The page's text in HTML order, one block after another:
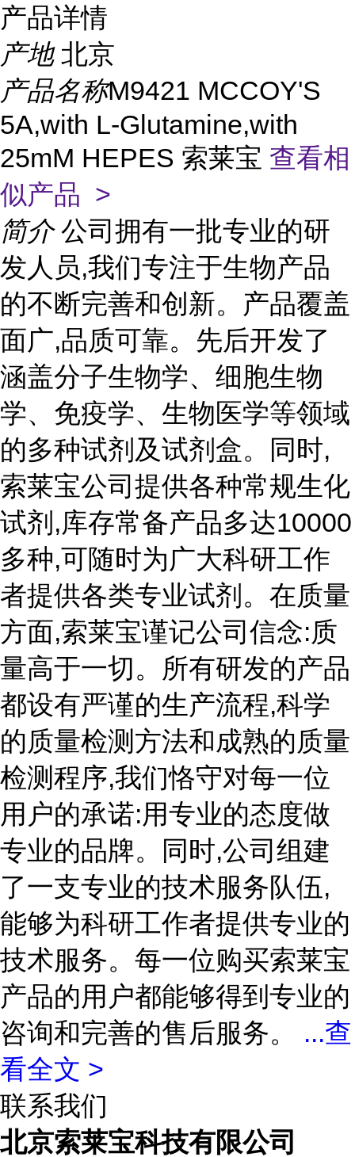
产品详情
产地 北京
产品名称M9421 MCCOY'S
5A,with L-Glutamine,with
25mM HEPES 索莱宝 查看相
似产品 >
简介 公司拥有一批专业的研
发人员,我们专注于生物产品
的不断完善和创新。产品覆盖
面广,品质可靠。先后开发了
涵盖分子生物学、细胞生物
学、免疫学、生物医学等领域
的多种试剂及试剂盒。同时,
索莱宝公司提供各种常规生化
试剂,库存常备产品多达10000
多种,可随时为广大科研工作
者提供各类专业试剂。在质量
方面,索莱宝谨记公司信念:质
量高于一切。所有研发的产品
都设有严谨的生产流程,科学
的质量检测方法和成熟的质量
检测程序,我们恪守对每一位
用户的承诺:用专业的态度做
专业的品牌。同时,公司组建
了一支专业的技术服务队伍,
能够为科研工作者提供专业的
技术服务。每一位购买索莱宝
产品的用户都能够得到专业的
咨询和完善的售后服务。 ...查
看全文 >
联系我们
北京索莱宝科技有限公司